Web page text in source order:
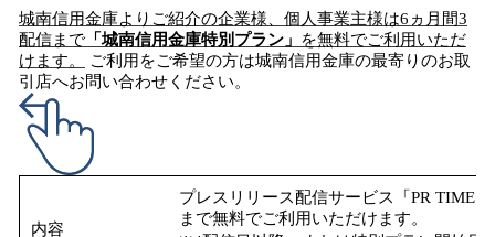
城南信用金庫よりご紹介の企業様、個人事業主様は6 ヵ 月間3
配信まで 「城南信用金庫特別プラン 」 を無料でご利用いただ
けます。
ご利用をご希望の方は城南信用金庫の最寄りのお取
引店へお問い合わせください。
内容
プレスリリース配信サービス「PR
まで無料でご利用いただけます。